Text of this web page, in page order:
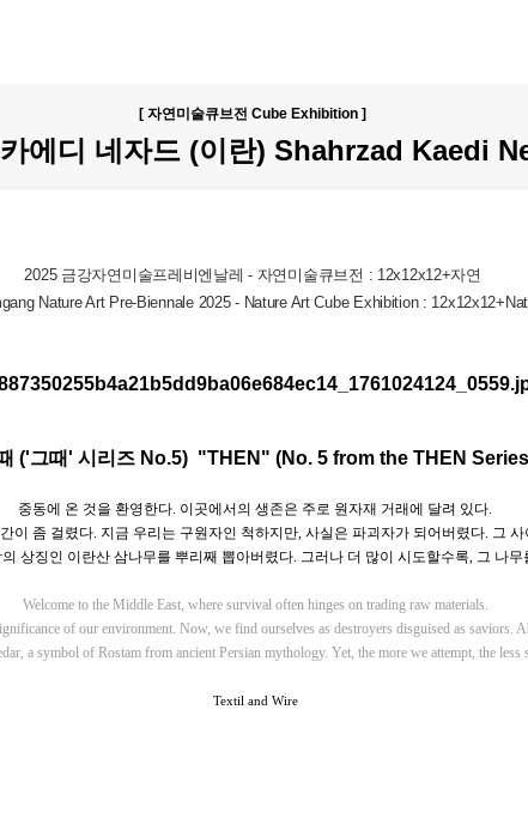
[ 자연미술큐브전 Cube Exhibition ]
에디 네자드 (이란) Shahrzad Kaedi
2025 금강자연미술프레비엔날레 - 자연미술큐브전 : 12x12x12+자연
Nature Art Pre-Biennale 2025 - Nature Art Cube Exhibition :
('그때' 시리즈 No.5) "THEN" (No. 5 from the THEN
중동에 온 것을 환영한다. 이곳에서의 생존은 주로 원자재 거래에 달려 있다.
이 좀 걸렸다. 지금 우리는 구원자인 척하지만, 사실은 파괴자가 되어버렸다. 그
상징인 이란산 삼나무를 뿌리째 뽑아버렸다. 그러나 더 많이 시도할수록, 그 나무
Welcome to the Middle East, where survival often hinges on trading raw materials.
of our environment. Now, we find ourselves as destroyers disguised as saviors.
a symbol of Rostam from ancient Persian mythology. Yet, the more we attempt, the
Textil and Wire